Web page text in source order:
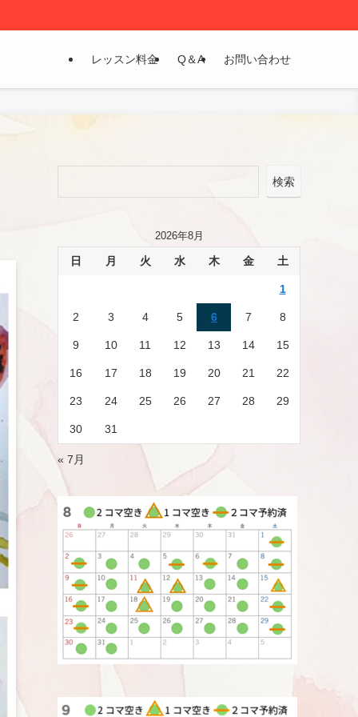
レッスン料金 Q＆A お問い合わせ
検索
2026年8月
日 月 火 水 木 金 土
1
2 3 4 5 6 7 8
9 10 11 12 13 14 15
16 17 18 19 20 21 22
23 24 25 26 27 28 29
30 31
« 7月